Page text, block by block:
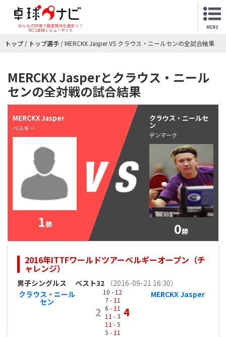
みんなの評価で最適用具を選ぼう！
NO.1卓球レビューサイト
MENU
トップ / トップ選手 /MERCKX Jasper VS クラウス・ニールセンの全試合結果
MERCKX Jasperとクラウス・ニール
センの全対戦の試合結果
MERCKX Jasper
ベルギー
1勝
クラウス・ニールセ
ン
デンマーク
0勝
2016年ITTFワールドツアーベルギーオープン（チ
ャレンジ）
男子シングルス ベスト32
（2016-09-21 16:30）
クラウス・ニール
セン
2
10 - 12
7 - 11
6 - 11
11 - 3
11 - 5
5 - 11
4
MERCKX Jasper